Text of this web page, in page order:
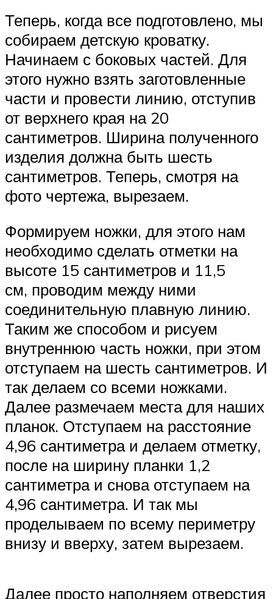
Теперь, когда все подготовлено, мы
собираем детскую кроватку.
Начинаем с боковых частей. Для
этого нужно взять заготовленные
части и провести линию, отступив
от верхнего края на 20
сантиметров. Ширина полученного
изделия должна быть шесть
сантиметров. Теперь, смотря на
фото чертежа, вырезаем.
Формируем ножки, для этого нам
необходимо сделать отметки на
высоте 15 сантиметров и 11,5
см, проводим между ними
соединительную плавную линию.
Таким же способом и рисуем
внутреннюю часть ножки, при этом
отступаем на шесть сантиметров. И
так делаем со всеми ножками.
Далее размечаем места для наших
планок. Отступаем на расстояние
4,96 сантиметра и делаем отметку,
после на ширину планки 1,2
сантиметра и снова отступаем на
4,96 сантиметра. И так мы
проделываем по всему периметру
внизу и вверху, затем вырезаем.
Далее просто наполняем отверстия